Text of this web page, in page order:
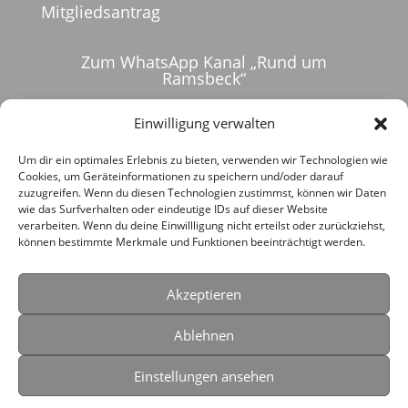
Einwilligung verwalten
Um dir ein optimales Erlebnis zu bieten, verwenden wir Technologien wie
Cookies, um Geräteinformationen zu speichern und/oder darauf
zuzugreifen. Wenn du diesen Technologien zustimmst, können wir Daten
wie das Surfverhalten oder eindeutige IDs auf dieser Website
verarbeiten. Wenn du deine Einwillligung nicht erteilst oder zurückziehst,
können bestimmte Merkmale und Funktionen beeinträchtigt werden.
Akzeptieren
Ablehnen
Einstellungen ansehen
Mitgliedsantrag
Zum WhatsApp Kanal „Rund um
Ramsbeck“
Nordrhein-Westfalen mit dem Heimatscheck